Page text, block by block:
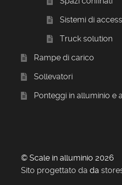
Sistemi di
Truck solution
Rampe di carico
Sollevatori
Ponteggi in alluminio e
© Scale in alluminio 2026
Sito progettato da da